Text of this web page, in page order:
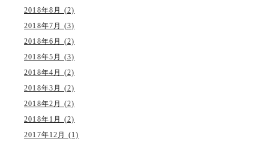
2018年8月 (2)
2018年7月 (3)
2018年6月 (2)
2018年5月 (3)
2018年4月 (2)
2018年3月 (2)
2018年2月 (2)
2018年1月 (2)
2017年12月 (1)